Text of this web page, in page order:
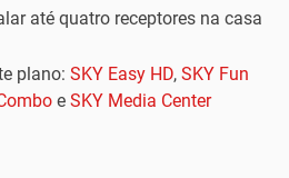
até quatro receptores na casa
plano: SKY Easy HD, SKY Fun
e SKY Media Center